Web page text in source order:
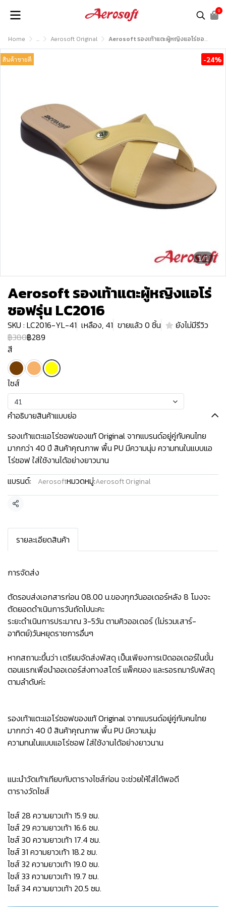
0
Home ... Aerosoft Original Aerosoft รองเท้าแตะผู้หญิงแอโร่ซอฟรุ่น LC2016
1/1
สินค้าขายดี -24%
Aerosoft รองเท้าแตะผู้หญิงแอโร่
ซอฟรุ่น LC2016
SKU : LC2016-YL-41 เหลือง, 41 ขายแล้ว 0 ชิ้น
ยังไม่มีรีวิว
฿380฿289
สี
ไซส์
41
คำอธิบายสินค้าแบบย่อ
รองเท้าแตะแอโร่ซอฟของแท้ Original จากแบรนด์อยู่คู่กับคนไทย
มากกว่า 40 ปี สินค้าคุณภาพ พื้น PU มีความนุ่ม ความทนในแบบแอ
โร่ซอฟ ใส่ใช้งานได้อย่างยาวนาน
แบรนด์:
Aerosoftหมวดหมู่:Aerosoft Original
แชร์
รายละเอียดสินค้า
การจัดส่ง
ตัดรอบส่งเอกสารก่อน 08.00 น.ของทุกวันออเดอร์หลัง 8 โมงจะ
ตัดยอดดำเนินการวันถัดไปนะคะ
ระยะดำเนินการประมาณ 3-5วัน ตามคิวออเดอร์ (ไม่รวมเสาร์-
อาทิตย์)วันหยุดราชการอื่นๆ
หากสถานะขึ้นว่า เตรียมจัดส่งพัสดุ เป็นเพียงการเปิดออเดอร์ในขั้น
ตอนแรกเพื่อนำออเดอร์ส่งทางสโตร์ แพ็คของ และรอรถมารับพัสดุ
ตามลำดับค่ะ
รองเท้าแตะแอโร่ซอฟของแท้ Original จากแบรนด์อยู่คู่กับคนไทย
มากกว่า 40 ปี สินค้าคุณภาพ พื้น PU มีความนุ่ม
ความทนในแบบแอโร่ซอฟ ใส่ใช้งานได้อย่างยาวนาน
แนะนำวัดเท้าเทียบกับตารางไซส์ก่อน จะช่วยให้ใส่ได้พอดี
ตารางวัดไซส์
ไซส์ 28 ความยาวเท้า 15.9 ซม.
ไซส์ 29 ความยาวเท้า 16.6 ซม.
ไซส์ 30 ความยาวเท้า 17.4 ซม.
ไซส์ 31 ความยาวเท้า 18.2 ซม.
ไซส์ 32 ความยาวเท้า 19.0 ซม.
ไซส์ 33 ความยาวเท้า 19.7 ซม.
ไซส์ 34 ความยาวเท้า 20.5 ซม.